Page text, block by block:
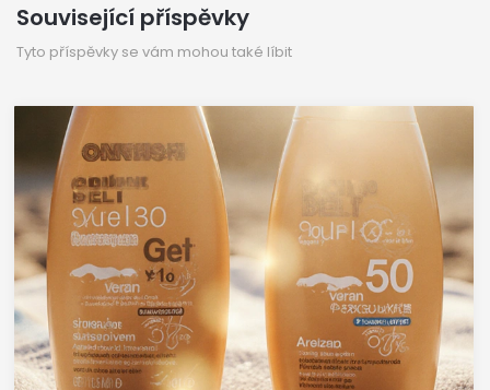
Související příspěvky
Tyto příspěvky se vám mohou také líbit